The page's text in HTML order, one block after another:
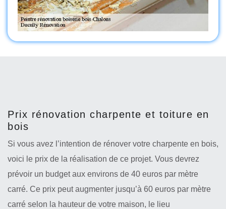
Prix rénovation charpente et toiture en
bois
Si vous avez l’intention de rénover votre charpente en bois,
voici le prix de la réalisation de ce projet. Vous devrez
prévoir un budget aux environs de 40 euros par mètre
carré. Ce prix peut augmenter jusqu’à 60 euros par mètre
carré selon la hauteur de votre maison, le lieu